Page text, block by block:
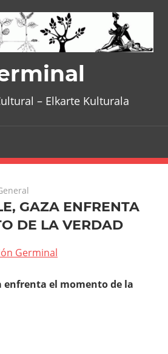
– Elkarte Kulturala
GAZA ENFRENTA
DE LA VERDAD
Germinal
enfrenta el momento de la